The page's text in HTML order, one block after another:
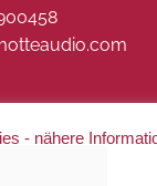
- nähere